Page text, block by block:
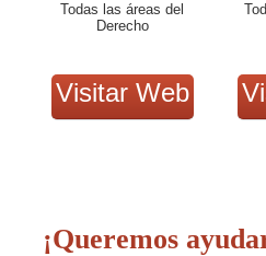
Todas las áreas del
Derecho
Visitar Web
¡Queremos